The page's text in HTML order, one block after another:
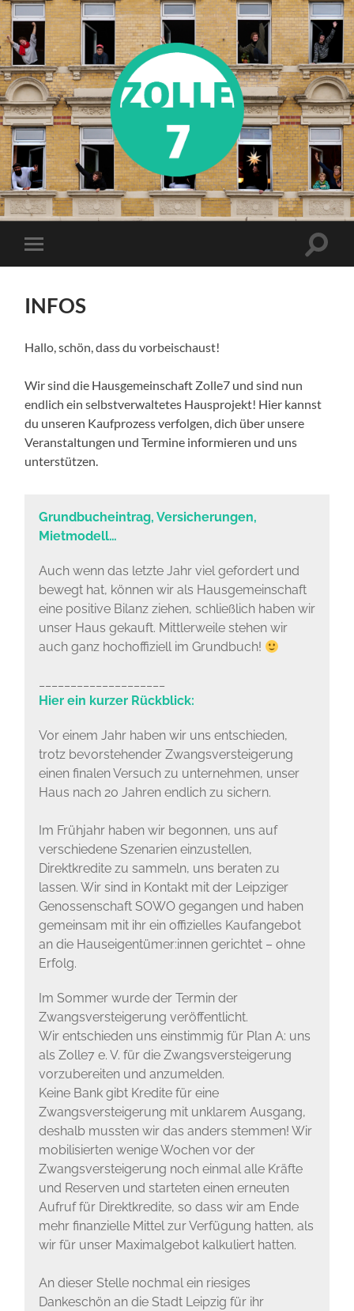
Zolle7
Mobile-
Menü
INFOS
Hallo, schön, dass du vorbeischaust!
Wir sind die Hausgemeinschaft Zolle7 und sind nun
endlich ein selbstverwaltetes Hausprojekt! Hier kannst
du unseren Kaufprozess verfolgen, dich über unsere
Veranstaltungen und Termine informieren und uns
unterstützen.
Grundbucheintrag, Versicherungen,
Mietmodell…
Auch wenn das letzte Jahr viel gefordert und
bewegt hat, können wir als Hausgemeinschaft
eine positive Bilanz ziehen, schließlich haben wir
unser Haus gekauft. Mittlerweile stehen wir
auch ganz hochoffiziell im Grundbuch!
Hier ein kurzer Rückblick:
Vor einem Jahr haben wir uns entschieden,
trotz bevorstehender Zwangsversteigerung
einen finalen Versuch zu unternehmen, unser
Haus nach 20 Jahren endlich zu sichern.
Im Frühjahr haben wir begonnen, uns auf
verschiedene Szenarien einzustellen,
Direktkredite zu sammeln, uns beraten zu
lassen. Wir sind in Kontakt mit der Leipziger
Genossenschaft SOWO gegangen und haben
gemeinsam mit ihr ein offizielles Kaufangebot
an die Hauseigentümer:innen gerichtet – ohne
Erfolg.
Im Sommer wurde der Termin der
Zwangsversteigerung veröffentlicht.
Wir entschieden uns einstimmig für Plan A: uns
als Zolle7 e. V. für die Zwangsversteigerung
vorzubereiten und anzumelden.
Keine Bank gibt Kredite für eine
Zwangsversteigerung mit unklarem Ausgang,
deshalb mussten wir das anders stemmen! Wir
mobilisierten wenige Wochen vor der
Zwangsversteigerung noch einmal alle Kräfte
und Reserven und starteten einen erneuten
Aufruf für Direktkredite, so dass wir am Ende
mehr finanzielle Mittel zur Verfügung hatten, als
wir für unser Maximalgebot kalkuliert hatten.
An dieser Stelle nochmal ein riesiges
Dankeschön an die Stadt Leipzig für ihr